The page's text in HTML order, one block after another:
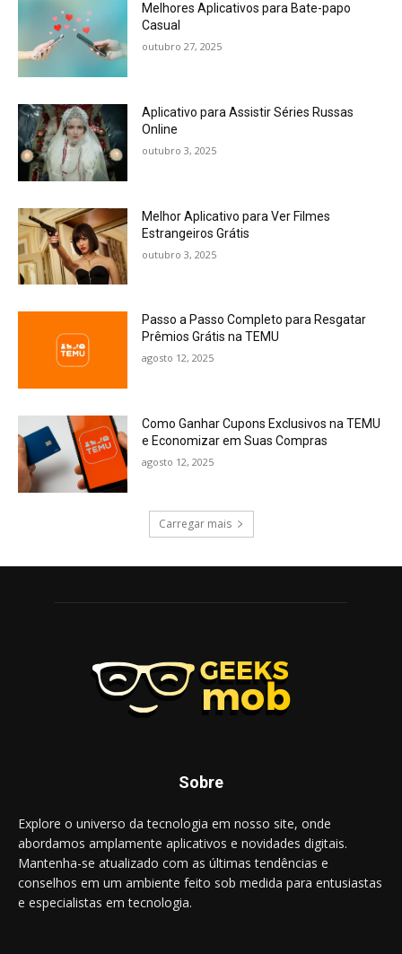
Melhores Aplicativos para Bate-papo
Casual
outubro 27, 2025
Aplicativo para Assistir Séries Russas
Online
outubro 3, 2025
Melhor Aplicativo para Ver Filmes
Estrangeiros Grátis
outubro 3, 2025
Passo a Passo Completo para Resgatar
Prêmios Grátis na TEMU
agosto 12, 2025
Como Ganhar Cupons Exclusivos na TEMU
e Economizar em Suas Compras
agosto 12, 2025
Carregar mais
Sobre
Explore o universo da tecnologia em nosso site, onde
abordamos amplamente aplicativos e novidades digitais.
Mantenha-se atualizado com as últimas tendências e
conselhos em um ambiente feito sob medida para entusiastas
e especialistas em tecnologia.